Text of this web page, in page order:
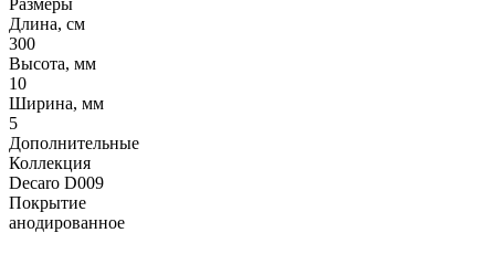
Размеры
Длина, см
300
Высота, мм
10
Ширина, мм
5
Дополнительные
Коллекция
Decaro D009
Покрытие
анодированное